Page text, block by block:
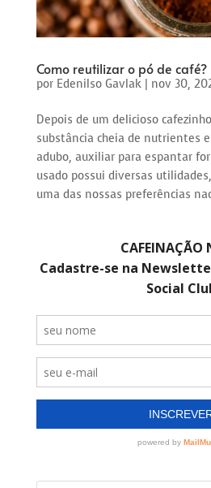
Como reutilizar o pó de café?
por Edenilso Gavlak| nov 30,
Depois de um delicioso
substância cheia de nutrientes
adubo, auxiliar para espantar
usado possui diversas
uma das nossas preferências